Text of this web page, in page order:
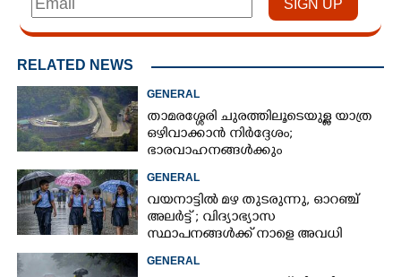
RELATED NEWS
GENERAL
താമരശ്ശേരി ചുരത്തിലൂടെയുള്ള യാത്ര
ഒഴിവാക്കാൻ നിർദ്ദേശം;
ഭാരവാഹനങ്ങൾക്കും
നിയന്ത്രണം
GENERAL
വയനാട്ടിൽ മഴ തുടരുന്നു,​ ഓറഞ്ച്
അലർട്ട് ; വിദ്യാഭ്യാസ
സ്ഥാപനങ്ങൾക്ക് നാളെ അവധി
GENERAL